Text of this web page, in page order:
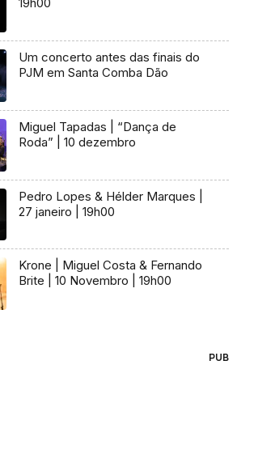
19h00
Um concerto antes das finais do
PJM em Santa Comba Dão
Miguel Tapadas | “Dança de
Roda” | 10 dezembro
Pedro Lopes & Hélder Marques |
27 janeiro | 19h00
Krone | Miguel Costa & Fernando
Brite | 10 Novembro | 19h00
PUB